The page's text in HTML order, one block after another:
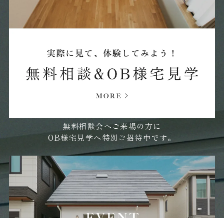
2025年04月 (17)
2025年03月 (15)
2025年02月 (19)
2024年11月 (23)
2024年10月 (20)
無料相談会へご来場の方に
OB様宅見学へ特別ご招待中です。